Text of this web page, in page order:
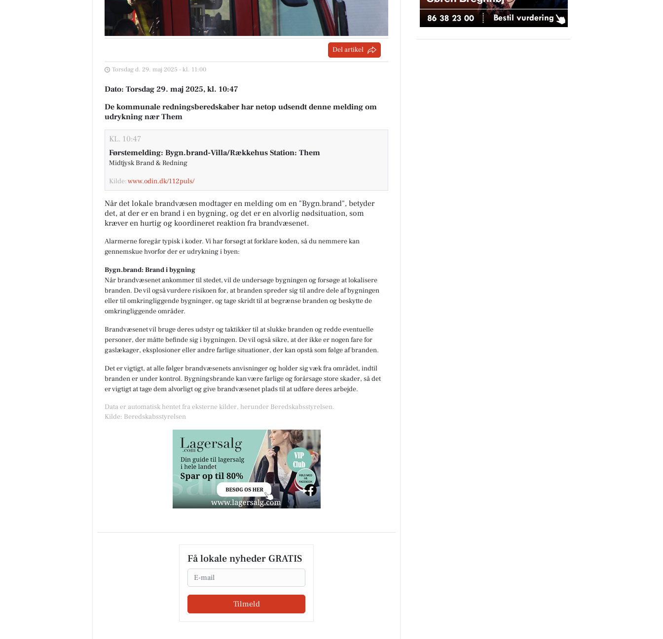
Del artikel
Torsdag d. 29. maj 2025 - kl. 11:00
Dato: Torsdag 29. maj 2025, kl. 10:47
De kommunale redningsberedskaber har netop udsendt denne melding om
udrykning nær Them
KL. 10:47
Førstemelding: Bygn.brand-Villa/Rækkehus Station: Them
Midtjysk Brand & Redning
Kilde:www.odin.dk/112puls/
Når det lokale brandvæsen modtager en melding om en "Bygn.brand", betyder
det, at der er en brand i en bygning, og det er en alvorlig nødsituation, som
kræver en hurtig og koordineret reaktion fra brandvæsenet.
Alarmerne foregår typisk i koder. Vi har forsøgt at forklare koden, så du nemmere kan
gennemskue hvorfor der er udrykning i byen:
Bygn.brand: Brand i bygning
Når brandvæsenet ankommer til stedet, vil de undersøge bygningen og forsøge at lokalisere
branden. De vil også vurdere risikoen for, at branden spreder sig til andre dele af bygningen
eller til omkringliggende bygninger, og tage skridt til at begrænse branden og beskytte de
omkringliggende områder.
Brandvæsenet vil bruge deres udstyr og taktikker til at slukke branden og redde eventuelle
personer, der måtte befinde sig i bygningen. De vil også sikre, at der ikke er nogen fare for
gaslækager, eksplosioner eller andre farlige situationer, der kan opstå som følge af branden.
Det er vigtigt, at alle følger brandvæsenets anvisninger og holder sig væk fra området, indtil
branden er under kontrol. Bygningsbrande kan være farlige og forårsage store skader, så det
er vigtigt at tage dem alvorligt og give brandvæsenet plads til at udføre deres arbejde.
Data er automatisk hentet fra eksterne kilder, herunder Beredskabsstyrelsen.
Kilde: Beredskabsstyrelsen
Få lokale nyheder GRATIS
Email
Tilmeld